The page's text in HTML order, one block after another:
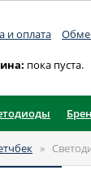
и оплата
пока пуста.
»